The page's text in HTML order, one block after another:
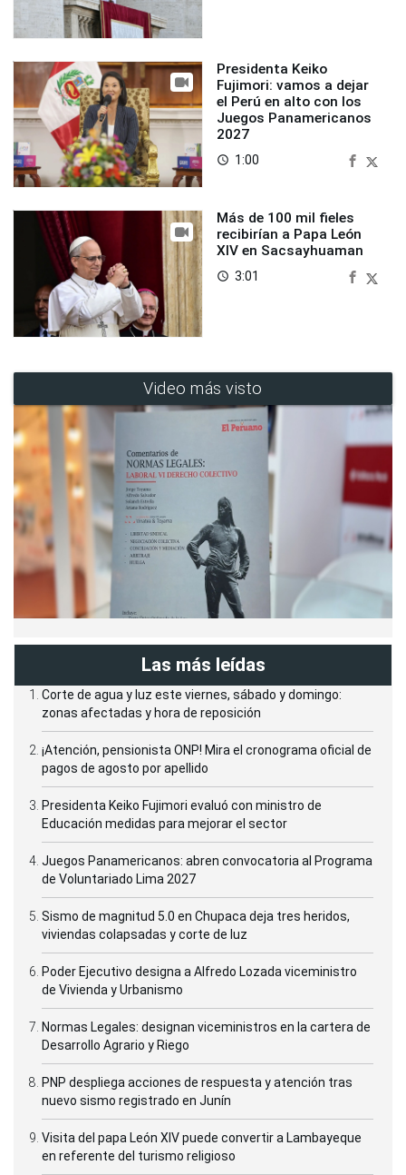
Presidenta Keiko
Fujimori: vamos a dejar
el Perú en alto con los
Juegos Panamericanos
2027
access_time 1:00
Más de 100 mil fieles
recibirían a Papa León
XIV en Sacsayhuaman
access_time 3:01
Video más visto
Las más leídas
Corte de agua y luz este viernes, sábado y domingo:
zonas afectadas y hora de reposición
¡Atención, pensionista ONP! Mira el cronograma oficial de
pagos de agosto por apellido
Presidenta Keiko Fujimori evaluó con ministro de
Educación medidas para mejorar el sector
Juegos Panamericanos: abren convocatoria al Programa
de Voluntariado Lima 2027
Sismo de magnitud 5.0 en Chupaca deja tres heridos,
viviendas colapsadas y corte de luz
Poder Ejecutivo designa a Alfredo Lozada viceministro
de Vivienda y Urbanismo
Normas Legales: designan viceministros en la cartera de
Desarrollo Agrario y Riego
PNP despliega acciones de respuesta y atención tras
nuevo sismo registrado en Junín
Visita del papa León XIV puede convertir a Lambayeque
en referente del turismo religioso